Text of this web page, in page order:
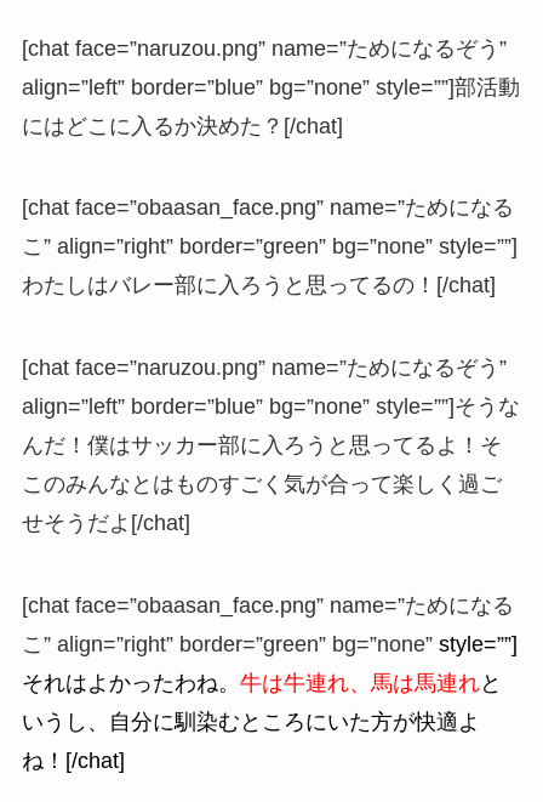
[chat face=”naruzou.png” name=”ためになるぞう”
align=”left” border=”blue” bg=”none” style=””]部活動
にはどこに入るか決めた？[/chat]
[chat face=”obaasan_face.png” name=”ためになる
こ” align=”right” border=”green” bg=”none” style=””]
わたしはバレー部に入ろうと思ってるの！[/chat]
[chat face=”naruzou.png” name=”ためになるぞう”
align=”left” border=”blue” bg=”none” style=””]そうな
んだ！僕はサッカー部に入ろうと思ってるよ！そ
このみんなとはものすごく気が合って楽しく過ご
せそうだよ[/chat]
[chat face=”obaasan_face.png” name=”ためになる
こ” align=”right” border=”green” bg=”none” style=””]
それはよかったわね。 牛は牛連れ、馬は馬連れと
いうし、自分に馴染むところにいた方が快適よ
ね！[/chat]